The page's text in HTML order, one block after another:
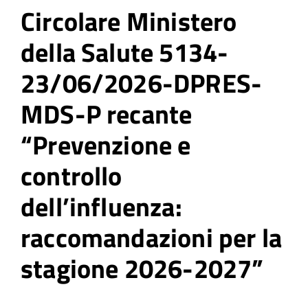
Circolare Ministero
della Salute 5134-
23/06/2026-DPRES-
MDS-P recante
“Prevenzione e
controllo
dell’influenza:
raccomandazioni per la
stagione 2026-2027”